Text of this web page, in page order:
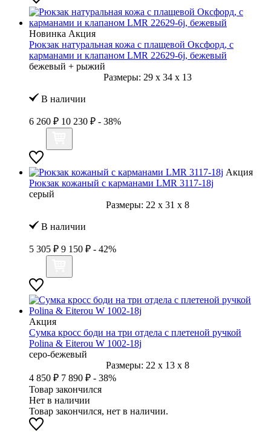
Новинка Акция
Рюкзак натуральная кожа с плащевой Оксфорд, с
карманами и клапаном LMR 22629-6j, бежевый
бежевый + рыжий
Размеры: 29 x 34 x 13
В наличии
6 260 ₽ 10 230 ₽ - 38%
Акция
Рюкзак кожаный с карманами LMR 3117-18j
серый
Размеры: 22 x 31 x 8
В наличии
5 305 ₽ 9 150 ₽ - 42%
Акция
Сумка кросс боди на три отдела с плетеной ручкой
Polina & Eiterou W 1002-18j
серо-бежевый
Размеры: 22 x 13 x 8
4 850 ₽ 7 890 ₽ - 38%
Товар закончился
Нет в наличии
Товар закончился, нет в наличии.